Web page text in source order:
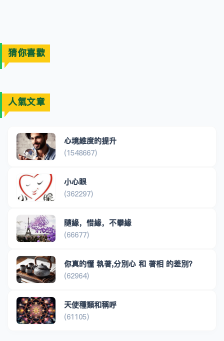
猜你喜歡
人氣文章
心境維度的提升
(1548667)
小心眼
(362297)
隨緣，惜緣，不攀緣
(66677)
你真的懂 執著,分別心 和 著相 的差別？
(62964)
天使種類和稱呼
(61105)